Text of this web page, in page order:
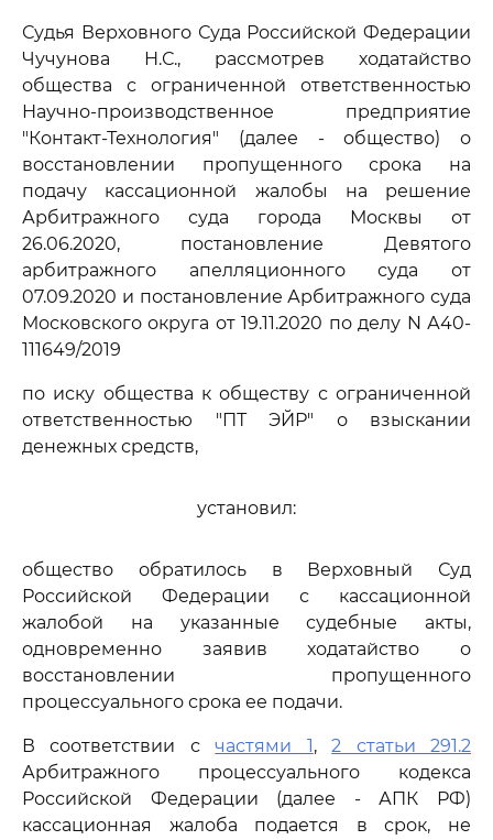
Судья Верховного Суда Российской Федерации
Чучунова Н.С., рассмотрев ходатайство
общества с ограниченной ответственностью
Научно-производственное предприятие
"Контакт-Технология" (далее - общество) о
восстановлении пропущенного срока на
подачу кассационной жалобы на решение
Арбитражного суда города Москвы от
26.06.2020, постановление Девятого
арбитражного апелляционного суда от
07.09.2020 и постановление Арбитражного суда
Московского округа от 19.11.2020 по делу N А40-
111649/2019
по иску общества к обществу с ограниченной
ответственностью "ПТ ЭЙР" о взыскании
денежных средств,
установил:
общество обратилось в Верховный Суд
Российской Федерации с кассационной
жалобой на указанные судебные акты,
одновременно заявив ходатайство о
восстановлении пропущенного
процессуального срока ее подачи.
В соответствии счастями 1,2 статьи 291.2
Арбитражного процессуального кодекса
Российской Федерации (далее - АПК РФ)
кассационная жалоба подается в срок, не